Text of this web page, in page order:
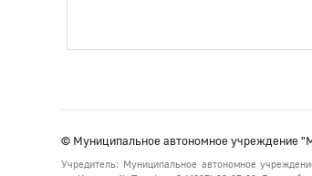
© Муниципальное автономное учреждение
Учредитель: Муниципальное автономное